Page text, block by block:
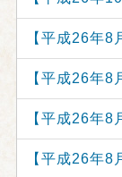
【平成26年
【平成26年
【平成26年
【平成26年